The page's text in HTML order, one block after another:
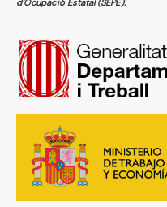
d’Ocupació Estatal (SEPE).